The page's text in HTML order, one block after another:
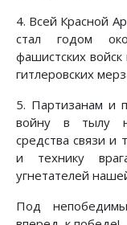
4. Всей Красной
стал годом
фашистских
гитлеровских
5. Партизанам и
войну в тылу
средства связи и
и технику
угнетателей
Под